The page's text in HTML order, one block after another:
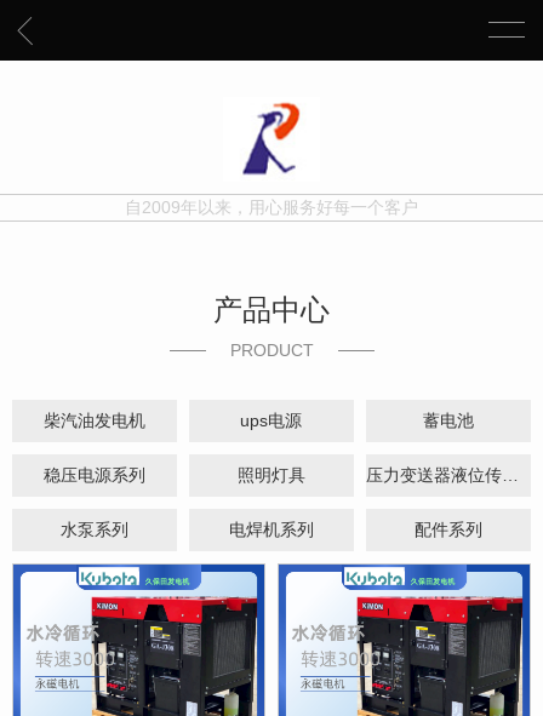
自2009年以来，用心服务好每一个客户
产品中心
PRODUCT
柴汽油发电机 ups电源 蓄电池
稳压电源系列 照明灯具 压力变送器液位传感器系列
水泵系列 电焊机系列 配件系列